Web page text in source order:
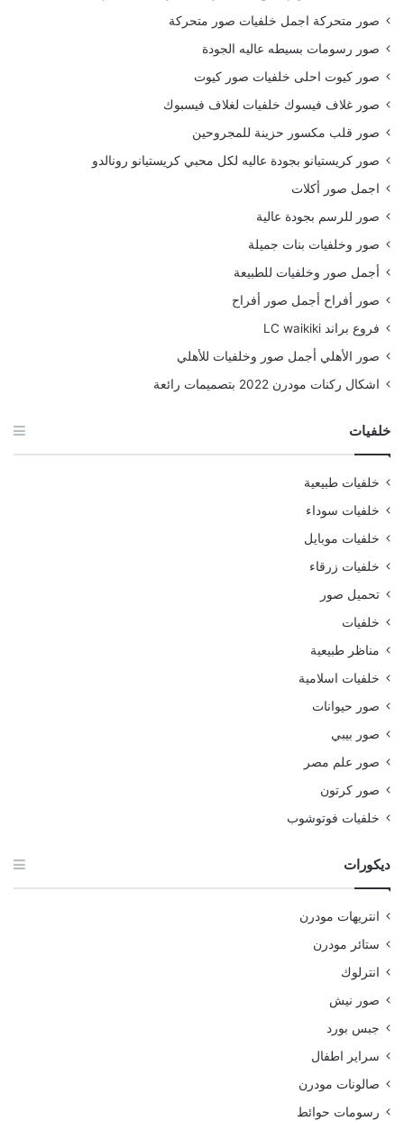
صور متحركة اجمل خلفيات صور متحركة
صور رسومات بسيطه عاليه الجودة
صور كيوت احلى خلفيات صور كيوت
صور غلاف فيسوك خلفيات لغلاف فيسبوك
صور قلب مكسور حزينة للمجروحين
صور كريستيانو بجودة عاليه لكل محبي كريستيانو رونالدو
اجمل صور أكلات
صور للرسم بجودة عالية
صور وخلفيات بنات جميلة
أجمل صور وخلفيات للطبيعة
صور أفراح أجمل صور أفراح
فروع براند LC waikiki
صور الأهلي أجمل صور وخلفيات للأهلي
اشكال ركنات مودرن 2022 بتصميمات رائعة
خلفيات
خلفيات طبيعية
خلفيات سوداء
خلفيات موبايل
خلفيات زرقاء
تحميل صور
خلفيات
مناظر طبيعية
خلفيات اسلامية
صور حيوانات
صور بيبي
صور علم مصر
صور كرتون
خلفيات فوتوشوب
ديكورات
انتريهات مودرن
ستائر مودرن
انترلوك
صور نيش
جبس بورد
سراير اطفال
صالونات مودرن
رسومات حوائط